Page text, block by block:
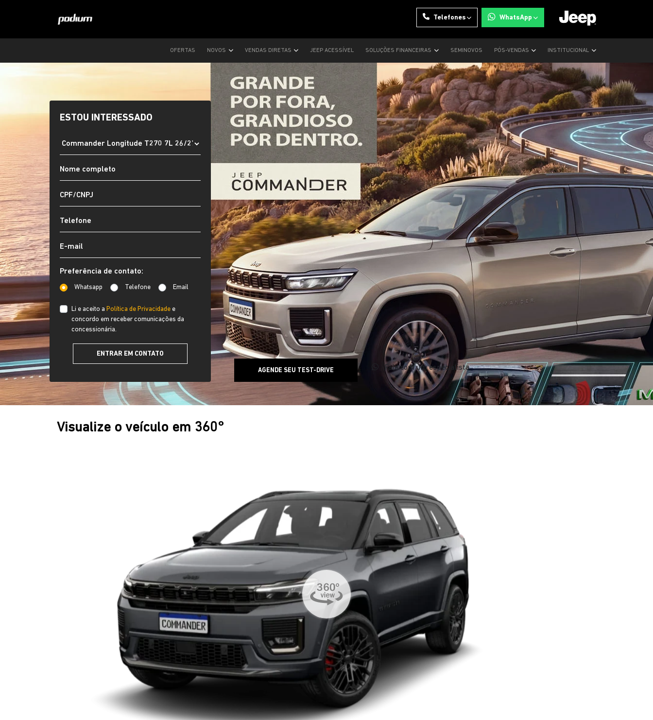
Telefones WhatsApp
OFERTAS NOVOS VENDAS DIRETAS JEEP ACESSÍVEL SOLUÇÕES FINANCEIRAS SEMINOVOS PÓS-VENDAS INSTITUCIONAL
ESTOU INTERESSADO
Preferência de contato:
Whatsapp Telefone Email
Li e aceito a Política de Privacidade e
concordo em receber comunicações da
concessionária.
ENTRAR EM CONTATO
AGENDE SEU TEST-DRIVE Fale com um especialista
Visualize o veículo em 360°